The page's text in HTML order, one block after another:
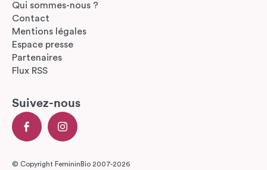
Qui sommes-nous ?
Contact
Mentions légales
Espace presse
Partenaires
Flux RSS
Suivez-nous
© Copyright FemininBio 2007-2026